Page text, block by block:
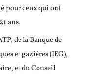
pour ceux qui ont
ans.
de la Banque de
et gazières (IEG),
et du Conseil